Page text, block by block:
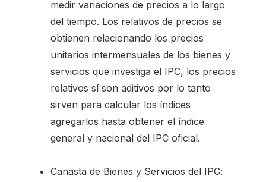
medir variaciones de precios a lo largo
del tiempo. Los relativos de precios se
obtienen relacionando los precios
unitarios intermensuales de los bienes y
servicios que investiga el IPC, los precios
relativos sí son aditivos por lo tanto
sirven para calcular los índices
agregarlos hasta obtener el índice
general y nacional del IPC oficial.
Canasta de Bienes y Servicios del IPC: